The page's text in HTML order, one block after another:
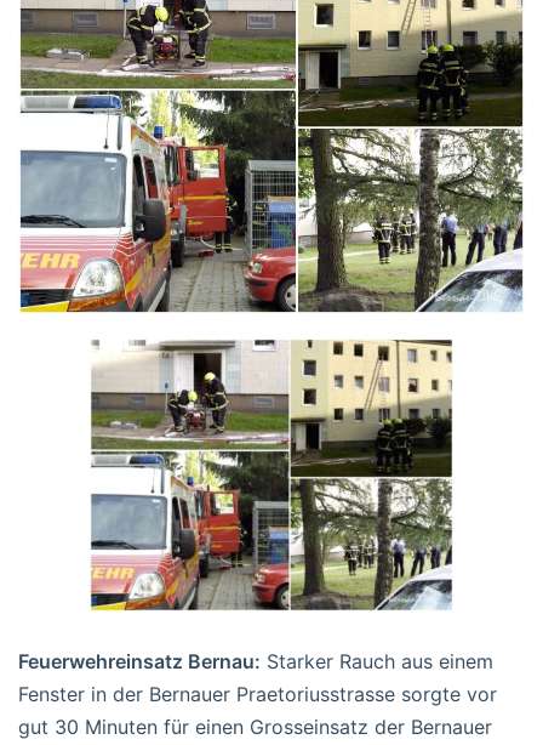
Feuerwehreinsatz Bernau: Starker Rauch aus einem
Fenster in der Bernauer Praetoriusstrasse sorgte vor
gut 30 Minuten für einen Grosseinsatz der Bernauer